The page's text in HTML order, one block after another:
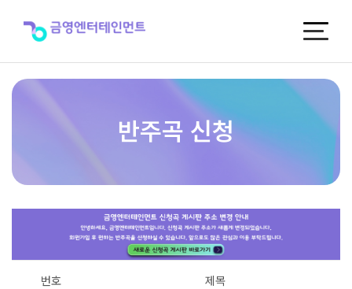
반주곡 신청
번호 제목